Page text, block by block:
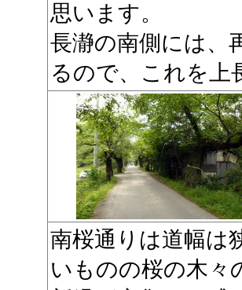
思います。
長瀞の南側には、
るので、これを上
南桜通りは道幅は
いものの桜の木々